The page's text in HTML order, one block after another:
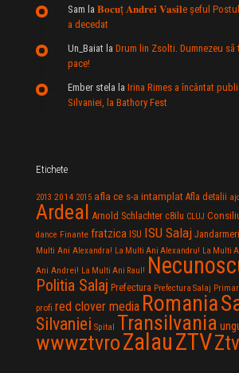
Sam la 𝐁𝐨𝐜𝐮ț 𝐀𝐧𝐝𝐫𝐞𝐢 𝐕𝐚𝐬𝐢𝐥e şeful
a decedat
Un_Baiat la Drum lin Zsolti. Dumnezeu sã
pace!
Ember stela la Irina Rimes a încântat
Silvaniei, la Bathory Fest
Etichete
2013 2014 2015 afla ce s-a intamplat Afla detalii
Ardeal Arnold Schlachter c8ilu CLUJ
dance Finante fratzica ISU ISU Salaj
Multi Ani Alexandra! La Multi Ani Alexandru! La Multi
Ani Andrei! La Multi Ani Raul!
Politia Salaj Prefectura Prefectura Salaj
profi red clover media Romania
Silvaniei Spital Transilvania
wwwztvroZalauZTV